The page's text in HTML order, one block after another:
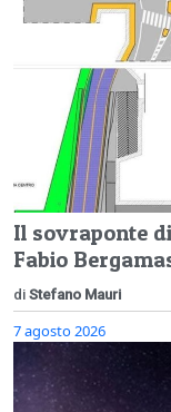
Il sovraponte
Fabio
di Stefano Mauri
7 agosto 2026